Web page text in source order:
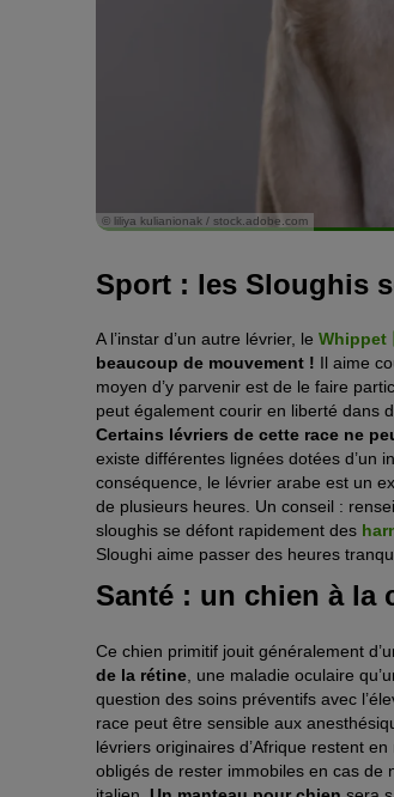
© liliya kulianionak / stock.adobe.com
Sport : les Sloughis
A l’instar d’un autre lévrier, le Whippet
beaucoup de mouvement ! Il aime
moyen d’y parvenir est de le faire
peut également courir en liberté dans
Certains lévriers de cette race ne
existe différentes lignées dotées d’un
conséquence, le lévrier arabe est un
de plusieurs heures. Un conseil :
sloughis se défont rapidement des
Sloughi aime passer des heures
Santé : un chien à
Ce chien primitif jouit généralement
de la rétine , une maladie oculaire
question des soins préventifs avec
race peut être sensible aux
lévriers originaires d’Afrique restent
obligés de rester immobiles en cas de